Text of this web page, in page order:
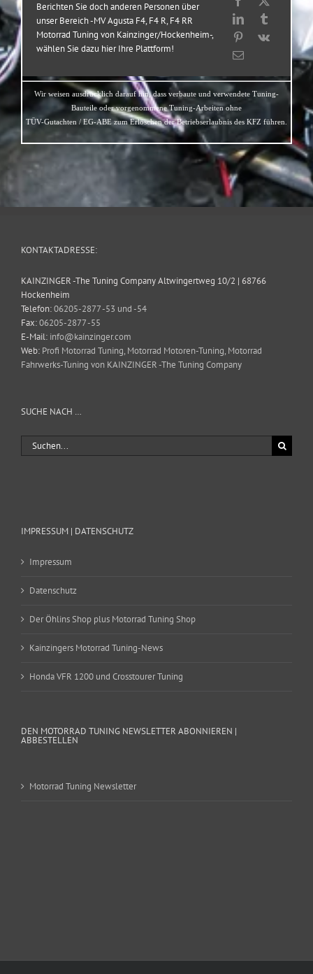
Berichten Sie doch anderen Personen über
unser Bereich -MV Agusta F4, F4 R, F4 RR
Motorrad Tuning von Kainzinger/Hockenheim-,
wählen Sie dazu hier Ihre Plattform!
Wir weisen ausdrücklich darauf hin, dass verbaute und verwendete Tuning-
Bauteile oder vorgenommene Tuning-Arbeiten ohne
TÜV-Gutachten / EG-ABE zum Erlöschen der Betriebserlaubnis des KFZ führen.
KONTAKTADRESSE:
KAINZINGER -The Tuning Company Altwingertweg 10/2 | 68766
Hockenheim
Telefon:06205-2877 -53 und -54
Fax:06205-2877 -55
E-Mail: info@kainzinger.com
Web: Profi Motorrad Tuning, Motorrad Motoren-Tuning, Motorrad
Fahrwerks-Tuning von KAINZINGER -The Tuning Company
SUCHE NACH …
Suche
nach:
IMPRESSUM | DATENSCHUTZ
Impressum
Datenschutz
Der Öhlins Shop plus Motorrad Tuning Shop
Kainzingers Motorrad Tuning-News
Honda VFR 1200 und Crosstourer Tuning
DEN MOTORRAD TUNING NEWSLETTER ABONNIEREN |
ABBESTELLEN
Motorrad Tuning Newsletter